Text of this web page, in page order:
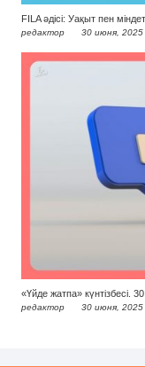
FILA әдісі: Уақыт пен
редактор 30 июня, 2025
«Үйде жатпа» күнтізбесі.
редактор 30 июня, 2025